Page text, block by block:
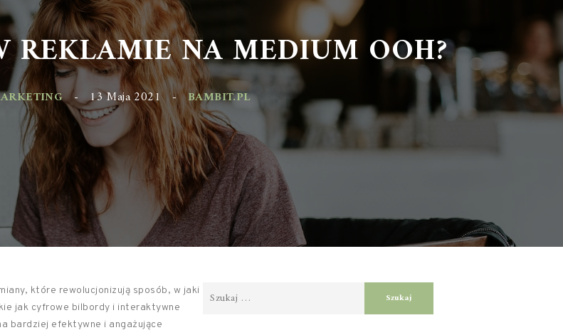
REKLAMIE NA MEDIUM OOH?
13 Maja 2021 - BAMBIT.PL
które rewolucjonizują sposób, w jaki
jak cyfrowe bilbordy i interaktywne
bardziej efektywne i angażujące